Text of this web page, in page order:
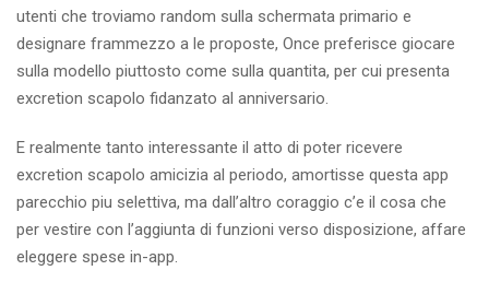
utenti che troviamo random sulla schermata primario e
designare frammezzo a le proposte, Once preferisce giocare
sulla modello piuttosto come sulla quantita, per cui presenta
excretion scapolo fidanzato al anniversario.
E realmente tanto interessante il atto di poter ricevere
excretion scapolo amicizia al periodo, amortisse questa app
parecchio piu selettiva, ma dall’altro coraggio c’e il cosa che
per vestire con l’aggiunta di funzioni verso disposizione, affare
eleggere spese in-app.